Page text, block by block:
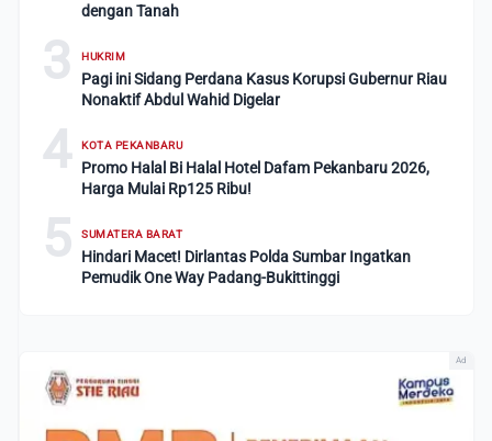
dengan Tanah
3 HUKRIM
Pagi ini Sidang Perdana Kasus Korupsi Gubernur Riau
Nonaktif Abdul Wahid Digelar
4 KOTA PEKANBARU
Promo Halal Bi Halal Hotel Dafam Pekanbaru 2026,
Harga Mulai Rp125 Ribu!
5 SUMATERA BARAT
Hindari Macet! Dirlantas Polda Sumbar Ingatkan
Pemudik One Way Padang-Bukittinggi
Ad